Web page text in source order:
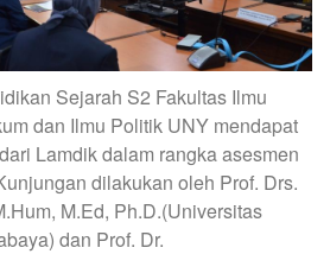
Sejarah S2 Fakultas Ilmu
dan Ilmu Politik UNY mendapat
Lamdik dalam rangka asesmen
dilakukan oleh Prof. Drs.
M.Ed, Ph.D.(Universitas
dan Prof. Dr.